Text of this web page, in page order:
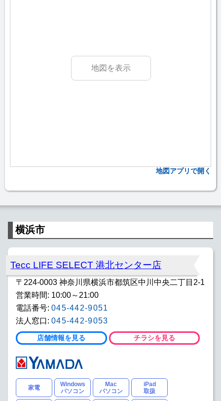
地図を表示
地図アプリで開く
横浜市
Tecc LIFE SELECT 港北センター店
〒224-0003 神奈川県横浜市都筑区中川中央二丁目2-1
営業時間: 10:00～21:00
電話番号: 045-442-9051
法人窓口: 045-442-9053
店舗情報を見る チラシを見る
家電
Windows
パソコン
Mac
パソコン
iPad
取扱